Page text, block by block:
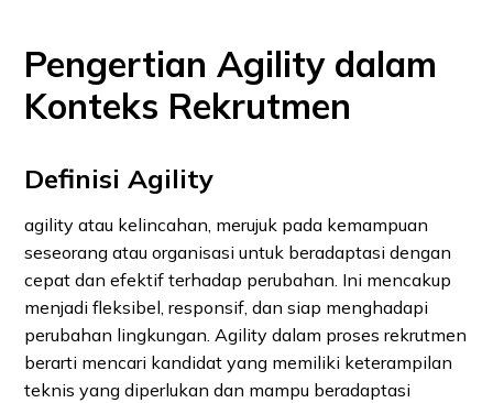
Pengertian Agility dalam
Konteks Rekrutmen
Definisi Agility
agility atau kelincahan, merujuk pada kemampuan
seseorang atau organisasi untuk beradaptasi dengan
cepat dan efektif terhadap perubahan. Ini mencakup
menjadi fleksibel, responsif, dan siap menghadapi
perubahan lingkungan. Agility dalam proses rekrutmen
berarti mencari kandidat yang memiliki keterampilan
teknis yang diperlukan dan mampu beradaptasi